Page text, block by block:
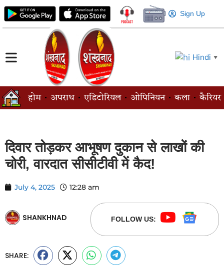
Sign Up
Hindi ▼
होम अपराध एडिटोरियल ओपिनियन कला कैरियर
दिवार तोड़कर आभूषण दुकान से लाखों की
चोरी, वारदात सीसीटीवी में कैद!
July 4, 2025 12:28 am
SHANKHNAD FOLLOW US:
SHARE: